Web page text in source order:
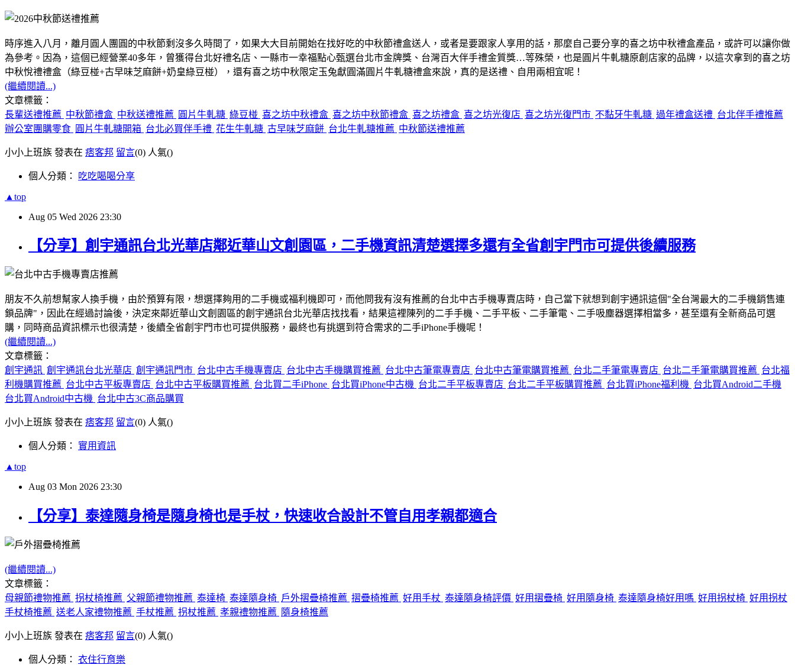
時序進入八月，離月圓人團圓的中秋節剩沒多久時間了，如果大大目前開始在找好吃的中秋節禮盒送人，或者是要跟家人享用的話，那麼自己要分享的喜之坊中秋禮盒產品，或許可以讓你做
為參考。因為，這個已經營業40多年，曾獲得台北好禮名店、一縣市一幸福點心甄選台北市金牌獎、台灣百大伴手禮金質獎…等殊榮，也是圓片牛軋糖原創店家的品牌，以這次拿到的喜之坊
中秋悅禮禮盒（綠豆椪+古早味芝麻餅+奶皇綠豆椪），還有喜之坊中秋限定玉兔獻圓滿圓片牛軋糖禮盒來說，真的是送禮、自用兩相宜呢！
(繼續閱讀...)
文章標籤：
長輩送禮推薦 中秋節禮盒 中秋送禮推薦 圓片牛軋糖 綠豆椪 喜之坊中秋禮盒 喜之坊中秋節禮盒 喜之坊禮盒 喜之坊光復店 喜之坊光復門市 不黏牙牛軋糖 過年禮盒送禮 台北伴手禮推薦
辦公室團購零食 圓片牛軋糖開箱 台北必買伴手禮 花生牛軋糖 古早味芝麻餅 台北牛軋糖推薦 中秋節送禮推薦
小小上班族 發表在 痞客邦 留言(0) 人氣()
個人分類： 吃吃喝喝分享
▲top
Aug 05 Wed 2026 23:30
【分享】創宇通訊台北光華店鄰近華山文創園區，二手機資訊清楚選擇多還有全省創宇門市可提供後續服務
朋友不久前想幫家人換手機，由於預算有限，想選擇夠用的二手機或福利機即可，而他問我有沒有推薦的台北中古手機專賣店時，自己當下就想到創宇通訊這個"全台灣最大的二手機銷售連
鎖品牌"，因此在經過討論後，決定來鄰近華山文創園區的創宇通訊台北光華店找找看，結果這裡陳列的二手手機、二手平板、二手筆電、二手吸塵器選擇相當多，甚至還有全新商品可選
購，同時商品資訊標示也很清楚，後續全省創宇門市也可提供服務，最終也有挑選到符合需求的二手iPhone手機呢！
(繼續閱讀...)
文章標籤：
創宇通訊 創宇通訊台北光華店 創宇通訊門市 台北中古手機專賣店 台北中古手機購買推薦 台北中古筆電專賣店 台北中古筆電購買推薦 台北二手筆電專賣店 台北二手筆電購買推薦 台北福
利機購買推薦 台北中古平板專賣店 台北中古平板購買推薦 台北買二手iPhone 台北買iPhone中古機 台北二手平板專賣店 台北二手平板購買推薦 台北買iPhone福利機 台北買Android二手機
台北買Android中古機 台北中古3C商品購買
小小上班族 發表在 痞客邦 留言(0) 人氣()
個人分類： 實用資訊
▲top
Aug 03 Mon 2026 23:30
【分享】泰達隨身椅是隨身椅也是手杖，快速收合設計不管自用孝親都適合
(繼續閱讀...)
文章標籤：
母親節禮物推薦 拐杖椅推薦 父親節禮物推薦 泰達椅 泰達隨身椅 戶外摺疊椅推薦 摺疊椅推薦 好用手杖 泰達隨身椅評價 好用摺疊椅 好用隨身椅 泰達隨身椅好用嗎 好用拐杖椅 好用拐杖
手杖椅推薦 送老人家禮物推薦 手杖推薦 拐杖推薦 孝親禮物推薦 隨身椅推薦
小小上班族 發表在 痞客邦 留言(0) 人氣()
個人分類： 衣住行育樂